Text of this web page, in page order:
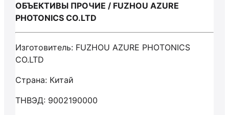
ОБЪЕКТИВЫ ПРОЧИЕ / FUZHOU AZURE
PHOTONICS CO.LTD
Изготовитель: FUZHOU AZURE PHOTONICS
CO.LTD
Страна: Китай
ТНВЭД: 9002190000